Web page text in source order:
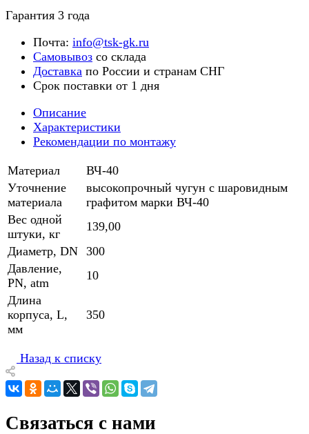
Гарантия 3 года
Почта: info@tsk-gk.ru
Самовывоз со склада
Доставка по России и странам СНГ
Срок поставки от 1 дня
Описание
Характеристики
Рекомендации по монтажу
Материал
ВЧ-40
Уточнение
материала
высокопрочный чугун с шаровидным
графитом марки ВЧ-40
Вес одной
штуки, кг
139,00
Диаметр, DN 300
Давление,
PN, atm
10
Длина
корпуса, L,
мм
350
Назад к списку
Связаться с нами